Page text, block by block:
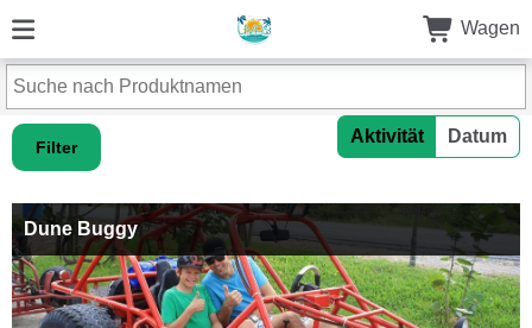
Wagen
Filter
Aktivität Datum
Dune Buggy